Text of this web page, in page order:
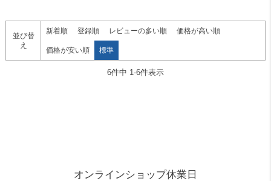
並び替
え
新着順 登録順 レビューの多い順 価格が高い順
価格が安い順 標準
6件中 1-6件表示
オンラインショップ休業日